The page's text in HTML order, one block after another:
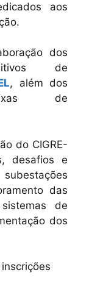
aos
dos
de
, além dos
de
do CIGRE-
desafios e
das
de
dos